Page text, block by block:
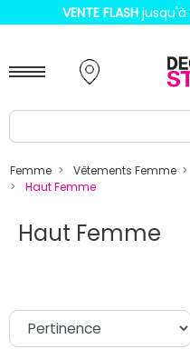
VENTE FLASH jusqu'à
Femme Vêtements Femme
Haut Femme
Haut Femme